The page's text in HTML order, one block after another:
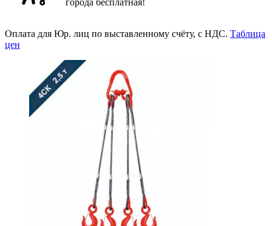
города бесплатная!
Оплата для Юр. лиц по выставленному счёту, с НДС. Таблица
цен